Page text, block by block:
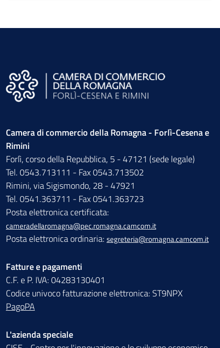
Camera di commercio della Romagna - Forlì-Cesena e
Rimini
Forlì, corso della Repubblica, 5 - 47121 (sede legale)
Tel. 0543.713111 - Fax 0543.713502
Rimini, via Sigismondo, 28 - 47921
Tel. 0541.363711 - Fax 0541.363723
Posta elettronica certificata:
cameradellaromagna@pec.romagna.camcom.it
Posta elettronica ordinaria: segreteria@romagna.camcom.it
Fatture e pagamenti
C.F. e P. IVA: 04283130401
Codice univoco fatturazione elettronica: ST9NPX
PagoPA
L'azienda speciale